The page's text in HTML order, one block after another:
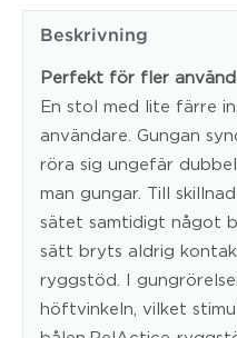
Beskrivning
Perfekt för fler
En stol med lite färre
användare. Gungan
röra sig ungefär
man gungar. Till
sätet samtidigt något
sätt bryts aldrig
ryggstöd. I
höftvinkeln, vilket